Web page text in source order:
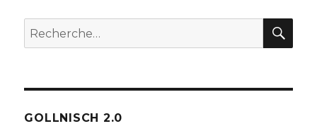
Recherche
pour :
GOLLNISCH 2.0